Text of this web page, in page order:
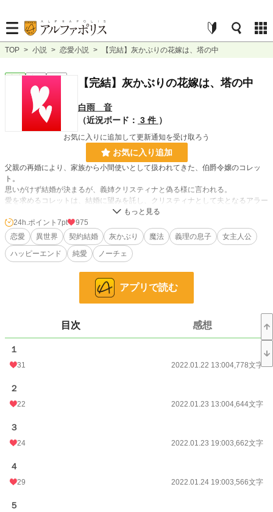
TOP > 小説 > 恋愛小説 > 【完結】灰かぶりの花嫁は、塔の中
完結 長編 【完結】灰かぶりの花嫁は、塔の中
白雨 音
（近況ボード： 3 件 ）
お気に入りに追加して更新通知を受け取ろう
お気に入り追加
父親の再婚により、家族から小間使いとして扱われてきた、伯爵令嬢のコレッ
ト。
思いがけず結婚が決まるが、義姉クリスティナと偽る様に言われる。
愛を求めるコレットは、結婚に望みを託し、クリスティナとして夫となるアラー
向かうのだが、その先で、この結婚が偽りと知らされる。
アラード卿は、彼女を妻とは見ておらず、曰く付きの塔に閉じ込め、放置した。
そんな彼女を、唯一気遣ってくれたのは、自分よりも年上の義理の息子ランメル
トだった＿＿＿
37,143 位 / 228,679 件
更新日時
初回完結日時
週間ポイント
月間ポイント
年間ポイント
24h.ポイント 7pt
975
恋愛
異世界 契約結婚 灰かぶり 魔法 義理の息子
女主人公
ハッピーエンド
純愛 ノーチェ
アプリで読む
目次 感想
１
31 2022.01.22 13:004,778文字
２
22 2022.01.23 13:004,644文字
３
24 2022.01.23 19:003,662文字
４
29 2022.01.24 19:003,566文字
５